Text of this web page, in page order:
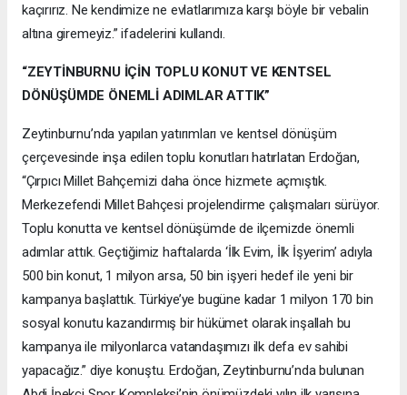
kaçırırız. Ne kendimize ne evlatlarımıza karşı böyle bir vebalin
altına giremeyiz.” ifadelerini kullandı.
“ZEYTİNBURNU İÇİN TOPLU KONUT VE KENTSEL
DÖNÜŞÜMDE ÖNEMLİ ADIMLAR ATTIK”
Zeytinburnu’nda yapılan yatırımları ve kentsel dönüşüm
çerçevesinde inşa edilen toplu konutları hatırlatan Erdoğan,
“Çırpıcı Millet Bahçemizi daha önce hizmete açmıştık.
Merkezefendi Millet Bahçesi projelendirme çalışmaları sürüyor.
Toplu konutta ve kentsel dönüşümde de ilçemizde önemli
adımlar attık. Geçtiğimiz haftalarda ‘İlk Evim, İlk İşyerim’ adıyla
500 bin konut, 1 milyon arsa, 50 bin işyeri hedef ile yeni bir
kampanya başlattık. Türkiye’ye bugüne kadar 1 milyon 170 bin
sosyal konutu kazandırmış bir hükümet olarak inşallah bu
kampanya ile milyonlarca vatandaşımızı ilk defa ev sahibi
yapacağız.” diye konuştu. Erdoğan, Zeytinburnu’nda bulunan